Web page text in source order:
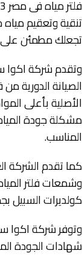
تنقية وتعقيم مياه
تجعلك مطمئن
وتقدم شركة اكوا
الصيانة الدورية
الأصلية بأعلى
مشكلة جودة
المناسب.
كما تقدم الشركة
وشمعات فلتر
كولديرات السبيل
وتوفر شركة اكوا
شهادات الجودة